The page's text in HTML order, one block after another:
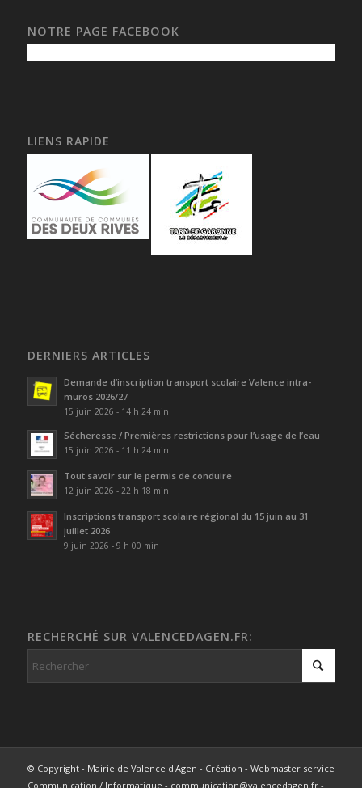
NOTRE PAGE FACEBOOK
LIENS RAPIDE
DERNIERS ARTICLES
Demande d’inscription transport scolaire Valence intra-
muros 2026/27
15 juin 2026 - 14 h 24 min
Sécheresse / Premières restrictions pour l’usage de l’eau
15 juin 2026 - 11 h 24 min
Tout savoir sur le permis de conduire
12 juin 2026 - 22 h 18 min
Inscriptions transport scolaire régional du 15 juin au 31
juillet 2026
9 juin 2026 - 9 h 00 min
RECHERCHÉ SUR VALENCEDAGEN.FR:
© Copyright - Mairie de Valence d'Agen - Création - Webmaster service
Communication / Informatique - communication@valencedagen.fr -